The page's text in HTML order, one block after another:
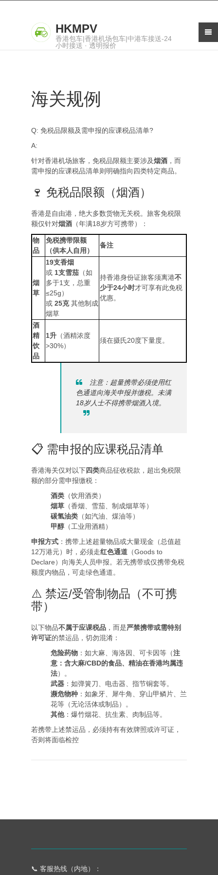
HKMPV
香港包车|香港机场包车|中港车接送-24
小时接送 · 透明报价
海关规例
Q: 免税品限额及需申报的应课税品清单?
A:
针对香港机场旅客，免税品限额主要涉及烟酒 ，而
需申报的应课税品清单则明确指向四类特定商品。
🍷 免税品限额（烟酒）
香港是自由港，绝大多数货物无关税。旅客免税限
额仅针对烟酒 （年满18岁方可携带）：
物
品
免税携带限额
（供本人自用）
备注
烟
草
19支香烟
或 1支雪茄 （如
多于1支，总重
≤25g）
或 25克​ 其他制成
烟草
持香港身份证旅客须离港不
少于24小时才可享有此免税
优惠。
酒
精
饮
品
1升 （酒精浓度
>30%）
须在摄氏20度下量度。
注意：超量携带必须使用红
色通道向海关申报并缴税。未满
18岁人士不得携带烟酒入境。
📋 需申报的应课税品清单
香港海关仅对以下四类商品征收税款，超出免税限
额的部分需申报缴税：
酒类 （饮用酒类）
烟草 （香烟、雪茄、制成烟草等）
碳氢油类 （如汽油、煤油等）
甲醇 （工业用酒精）
申报方式 ：携带上述超量物品或大量现金（总值超
12万港元）时，必须走红色通道 （Goods to
Declare）向海关人员申报。若无携带或仅携带免税
额度内物品，可走绿色通道。
⚠️ 禁运/受管制物品（不可携
带）
以下物品不属于应课税品 ，而是严禁携带或需特别
许可证的禁运品，切勿混淆：
危险药物 ：如大麻、海洛因、可卡因等（注
意：含大麻/CBD的食品、精油在香港均属违
法）。
武器 ：如弹簧刀、电击器、指节铜套等。
濒危物种 ：如象牙、犀牛角、穿山甲鳞片、兰
花等（无论活体或制品）。
其他：爆竹烟花、抗生素、肉制品等。
若携带上述禁运品，必须持有有效牌照或许可证，
否则将面临检控
📞 客服热线（内地）：